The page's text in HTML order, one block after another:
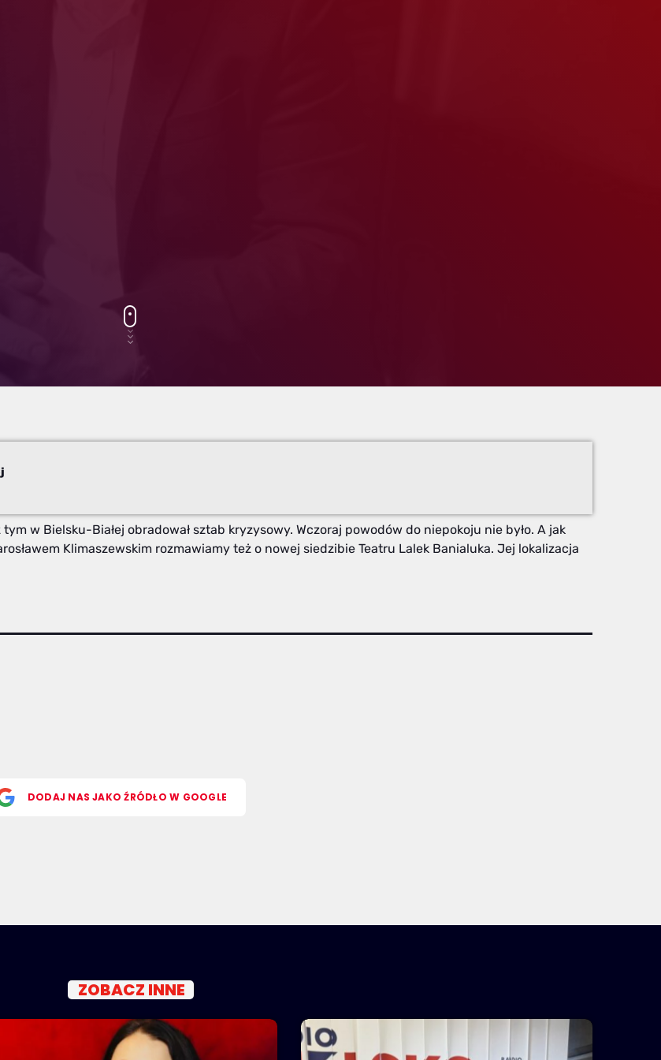
w Bielsku-Białej obradował sztab kryzysowy. Wczoraj powodów do niepokoju nie było. A jak
Klimaszewskim rozmawiamy też o nowej siedzibie Teatru Lalek Banialuka. Jej lokalizacja
DODAJ NAS JAKO ŹRÓDŁO W GOOGLE
ZOBACZ INNE